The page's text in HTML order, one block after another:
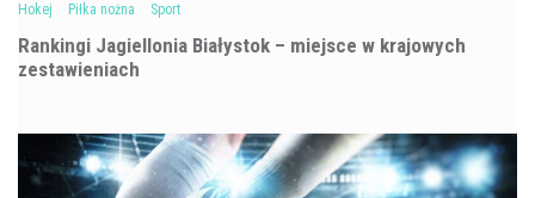
Hokej Piłka nożna Sport
Rankingi Jagiellonia Białystok – miejsce w krajowych
zestawieniach